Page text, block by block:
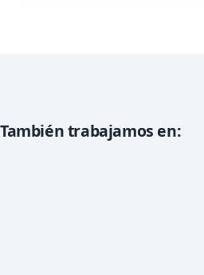
También trabajamos en: